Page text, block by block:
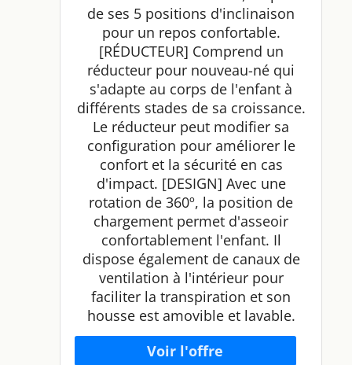
de ses 5 positions d'inclinaison
pour un repos confortable.
[RÉDUCTEUR] Comprend un
réducteur pour nouveau-né qui
s'adapte au corps de l'enfant à
différents stades de sa croissance.
Le réducteur peut modifier sa
configuration pour améliorer le
confort et la sécurité en cas
d'impact. [DESIGN] Avec une
rotation de 360º, la position de
chargement permet d'asseoir
confortablement l'enfant. Il
dispose également de canaux de
ventilation à l'intérieur pour
faciliter la transpiration et son
housse est amovible et lavable.